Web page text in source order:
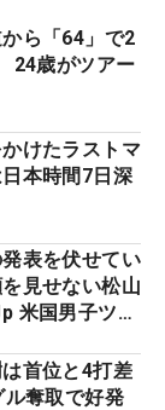
ら「64」で2
24歳がツアー
けたラストマ
本時間7日深
表を伏せてい
見せない松山
米国男子ツア
首位と4打差
奪取で好発